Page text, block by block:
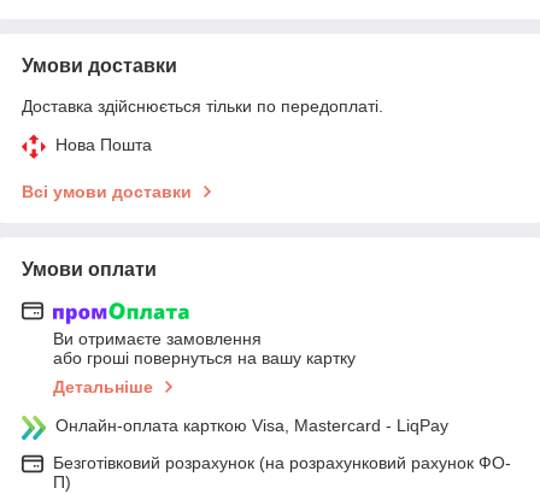
Умови доставки
Доставка здійснюється тільки по передоплаті.
Нова Пошта
Всі умови доставки
Умови оплати
Ви отримаєте замовлення
або гроші повернуться на вашу картку
Детальніше
Онлайн-оплата карткою Visa, Mastercard - LiqPay
Безготівковий розрахунок (на розрахунковий рахунок ФО-
П)